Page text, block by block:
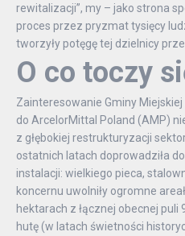
rewitalizacji”, my – jako strona
proces przez pryzmat tysięcy
tworzyły potęgę tej dzielnicy
O co toczy
Zainteresowanie Gminy
do ArcelorMittal Poland (AMP)
z głębokiej restrukturyzacji
ostatnich latach doprowadziła
instalacji: wielkiego pieca,
koncernu uwolniły ogromne
hektarach z łącznej obecnej
hutę (w latach świetności